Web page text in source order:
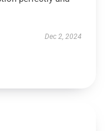
Dec 2, 2024